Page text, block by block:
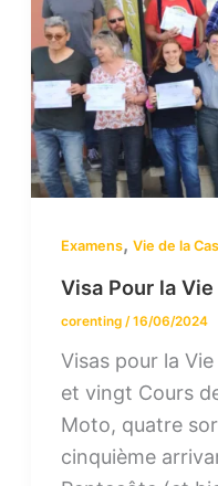
Examens, Vie de la
Visa Pour la
corenting /16/06/2024
Visas pour la
et vingt Cours
Moto, quatre
cinquième